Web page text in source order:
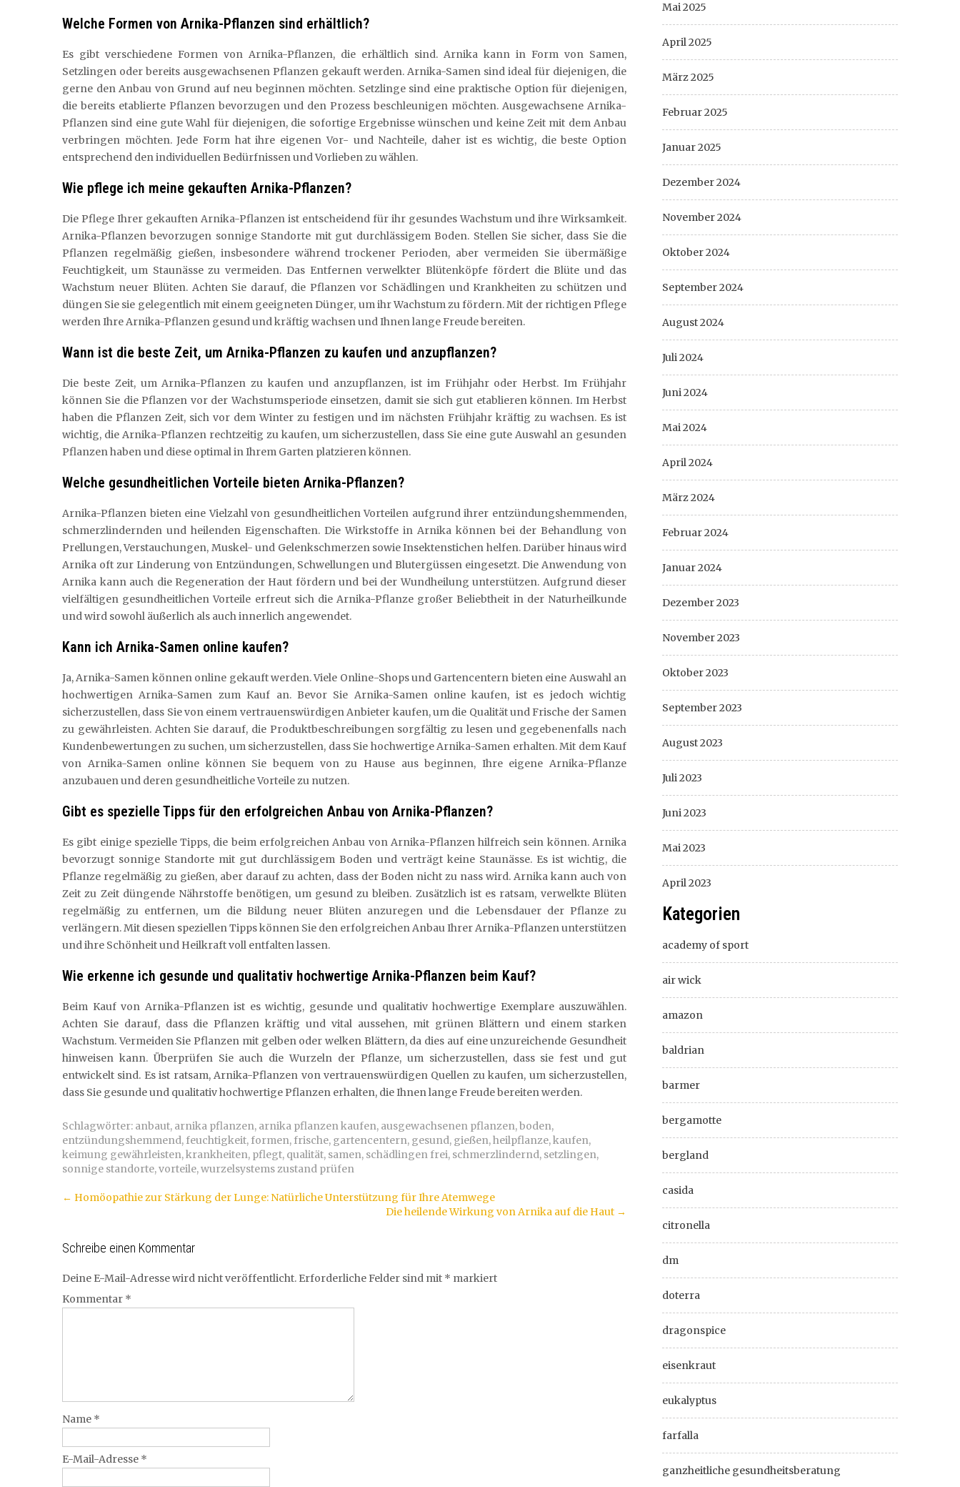
Welche Formen von Arnika-Pflanzen sind erhältlich?
Es gibt verschiedene Formen von Arnika-Pflanzen, die erhältlich sind. Arnika kann in Form von Samen,
Setzlingen oder bereits ausgewachsenen Pflanzen gekauft werden. Arnika-Samen sind ideal für diejenigen, die
gerne den Anbau von Grund auf neu beginnen möchten. Setzlinge sind eine praktische Option für diejenigen,
die bereits etablierte Pflanzen bevorzugen und den Prozess beschleunigen möchten. Ausgewachsene Arnika-
Pflanzen sind eine gute Wahl für diejenigen, die sofortige Ergebnisse wünschen und keine Zeit mit dem Anbau
verbringen möchten. Jede Form hat ihre eigenen Vor- und Nachteile, daher ist es wichtig, die beste Option
entsprechend den individuellen Bedürfnissen und Vorlieben zu wählen.
Wie pflege ich meine gekauften Arnika-Pflanzen?
Die Pflege Ihrer gekauften Arnika-Pflanzen ist entscheidend für ihr gesundes Wachstum und ihre Wirksamkeit.
Arnika-Pflanzen bevorzugen sonnige Standorte mit gut durchlässigem Boden. Stellen Sie sicher, dass Sie die
Pflanzen regelmäßig gießen, insbesondere während trockener Perioden, aber vermeiden Sie übermäßige
Feuchtigkeit, um Staunässe zu vermeiden. Das Entfernen verwelkter Blütenköpfe fördert die Blüte und das
Wachstum neuer Blüten. Achten Sie darauf, die Pflanzen vor Schädlingen und Krankheiten zu schützen und
düngen Sie sie gelegentlich mit einem geeigneten Dünger, um ihr Wachstum zu fördern. Mit der richtigen Pflege
werden Ihre Arnika-Pflanzen gesund und kräftig wachsen und Ihnen lange Freude bereiten.
Wann ist die beste Zeit, um Arnika-Pflanzen zu kaufen und anzupflanzen?
Die beste Zeit, um Arnika-Pflanzen zu kaufen und anzupflanzen, ist im Frühjahr oder Herbst. Im Frühjahr
können Sie die Pflanzen vor der Wachstumsperiode einsetzen, damit sie sich gut etablieren können. Im Herbst
haben die Pflanzen Zeit, sich vor dem Winter zu festigen und im nächsten Frühjahr kräftig zu wachsen. Es ist
wichtig, die Arnika-Pflanzen rechtzeitig zu kaufen, um sicherzustellen, dass Sie eine gute Auswahl an gesunden
Pflanzen haben und diese optimal in Ihrem Garten platzieren können.
Welche gesundheitlichen Vorteile bieten Arnika-Pflanzen?
Arnika-Pflanzen bieten eine Vielzahl von gesundheitlichen Vorteilen aufgrund ihrer entzündungshemmenden,
schmerzlindernden und heilenden Eigenschaften. Die Wirkstoffe in Arnika können bei der Behandlung von
Prellungen, Verstauchungen, Muskel- und Gelenkschmerzen sowie Insektenstichen helfen. Darüber hinaus wird
Arnika oft zur Linderung von Entzündungen, Schwellungen und Blutergüssen eingesetzt. Die Anwendung von
Arnika kann auch die Regeneration der Haut fördern und bei der Wundheilung unterstützen. Aufgrund dieser
vielfältigen gesundheitlichen Vorteile erfreut sich die Arnika-Pflanze großer Beliebtheit in der Naturheilkunde
und wird sowohl äußerlich als auch innerlich angewendet.
Kann ich Arnika-Samen online kaufen?
Ja, Arnika-Samen können online gekauft werden. Viele Online-Shops und Gartencentern bieten eine Auswahl an
hochwertigen Arnika-Samen zum Kauf an. Bevor Sie Arnika-Samen online kaufen, ist es jedoch wichtig
sicherzustellen, dass Sie von einem vertrauenswürdigen Anbieter kaufen, um die Qualität und Frische der Samen
zu gewährleisten. Achten Sie darauf, die Produktbeschreibungen sorgfältig zu lesen und gegebenenfalls nach
Kundenbewertungen zu suchen, um sicherzustellen, dass Sie hochwertige Arnika-Samen erhalten. Mit dem Kauf
von Arnika-Samen online können Sie bequem von zu Hause aus beginnen, Ihre eigene Arnika-Pflanze
anzubauen und deren gesundheitliche Vorteile zu nutzen.
Gibt es spezielle Tipps für den erfolgreichen Anbau von Arnika-Pflanzen?
Es gibt einige spezielle Tipps, die beim erfolgreichen Anbau von Arnika-Pflanzen hilfreich sein können. Arnika
bevorzugt sonnige Standorte mit gut durchlässigem Boden und verträgt keine Staunässe. Es ist wichtig, die
Pflanze regelmäßig zu gießen, aber darauf zu achten, dass der Boden nicht zu nass wird. Arnika kann auch von
Zeit zu Zeit düngende Nährstoffe benötigen, um gesund zu bleiben. Zusätzlich ist es ratsam, verwelkte Blüten
regelmäßig zu entfernen, um die Bildung neuer Blüten anzuregen und die Lebensdauer der Pflanze zu
verlängern. Mit diesen speziellen Tipps können Sie den erfolgreichen Anbau Ihrer Arnika-Pflanzen unterstützen
und ihre Schönheit und Heilkraft voll entfalten lassen.
Wie erkenne ich gesunde und qualitativ hochwertige Arnika-Pflanzen beim Kauf?
Beim Kauf von Arnika-Pflanzen ist es wichtig, gesunde und qualitativ hochwertige Exemplare auszuwählen.
Achten Sie darauf, dass die Pflanzen kräftig und vital aussehen, mit grünen Blättern und einem starken
Wachstum. Vermeiden Sie Pflanzen mit gelben oder welken Blättern, da dies auf eine unzureichende Gesundheit
hinweisen kann. Überprüfen Sie auch die Wurzeln der Pflanze, um sicherzustellen, dass sie fest und gut
entwickelt sind. Es ist ratsam, Arnika-Pflanzen von vertrauenswürdigen Quellen zu kaufen, um sicherzustellen,
dass Sie gesunde und qualitativ hochwertige Pflanzen erhalten, die Ihnen lange Freude bereiten werden.
Schlagwörter: anbaut, arnika pflanzen, arnika pflanzen kaufen, ausgewachsenen pflanzen,boden,
entzündungshemmend, feuchtigkeit, formen, frische, gartencentern, gesund, gießen,heilpflanze,kaufen,
keimung gewährleisten,krankheiten, pflegt, qualität, samen, schädlingen frei, schmerzlindernd, setzlingen,
sonnige standorte,vorteile,wurzelsystems zustand prüfen
Artikel-
← Homöopathie zur Stärkung der Lunge: Natürliche Unterstützung für Ihre Atemwege
Die heilende Wirkung von Arnika auf die Haut →
Schreibe einen Kommentar
Deine E-Mail-Adresse wird nicht veröffentlicht. Erforderliche Felder sind mit * markiert
Kommentar *
Name *
E-Mail-Adresse *
Mai 2025
April 2025
März 2025
Februar 2025
Januar 2025
Dezember 2024
November 2024
Oktober 2024
September 2024
August 2024
Juli 2024
Juni 2024
Mai 2024
April 2024
März 2024
Februar 2024
Januar 2024
Dezember 2023
November 2023
Oktober 2023
September 2023
August 2023
Juli 2023
Juni 2023
Mai 2023
April 2023
Kategorien
academy of sport
air wick
amazon
baldrian
barmer
bergamotte
bergland
casida
citronella
dm
doterra
dragonspice
eisenkraut
eukalyptus
farfalla
ganzheitliche gesundheitsberatung